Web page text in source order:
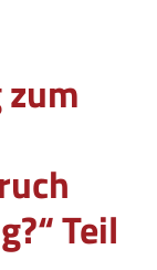
Teil